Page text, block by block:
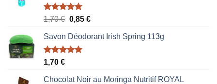
Note5.00
1,70€ Le
initial
était :
0,85 €Le
actuel
Savon Déodorant Irish Spring 113g
Note5.00
1,70 €
Chocolat Noir au Moringa Nutritif ROYAL